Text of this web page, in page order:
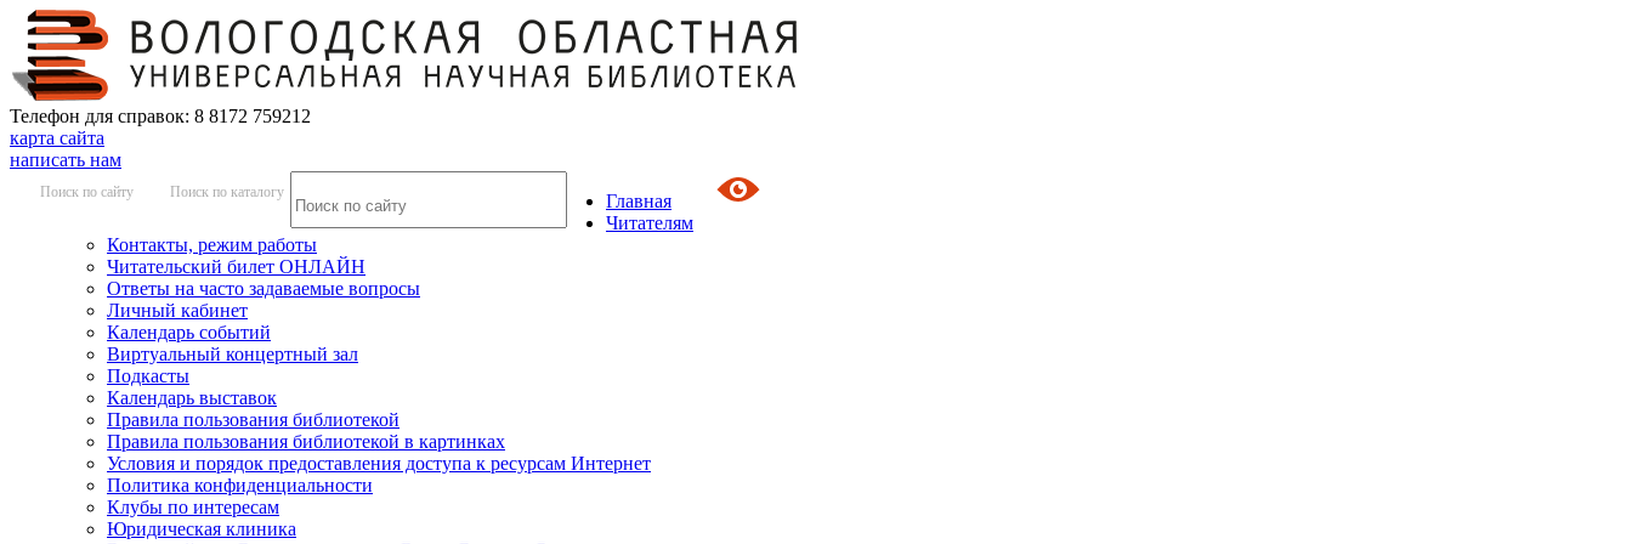
Телефон для справок: 8 8172 759212
карта сайта
написать нам
Поиск по сайту Поиск по каталогу
Главная
Читателям
Контакты, режим работы
Читательский билет ОНЛАЙН
Ответы на часто задаваемые вопросы
Личный кабинет
Календарь событий
Виртуальный концертный зал
Подкасты
Календарь выставок
Правила пользования библиотекой
Правила пользования библиотекой в картинках
Условия и порядок предоставления доступа к ресурсам Интернет
Политика конфиденциальности
Клубы по интересам
Юридическая клиника